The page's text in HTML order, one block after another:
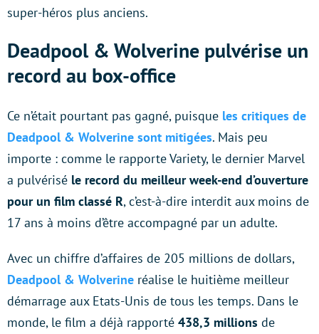
super-héros plus anciens.
Deadpool & Wolverine pulvérise un
record au box-office
Ce n’était pourtant pas gagné, puisque les critiques de
Deadpool & Wolverine sont mitigées. Mais peu
importe : comme le rapporte Variety, le dernier Marvel
a pulvérisé le record du meilleur week-end d’ouverture
pour un film classé R, c’est-à-dire interdit aux moins de
17 ans à moins d’être accompagné par un adulte.
Avec un chiffre d’affaires de 205 millions de dollars,
Deadpool & Wolverine réalise le huitième meilleur
démarrage aux Etats-Unis de tous les temps. Dans le
monde, le film a déjà rapporté 438,3 millions de